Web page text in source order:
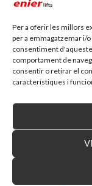
Per a oferir les millors
per a emmagatzemar i/
consentiment
comportament de
consentir o retirar el
característiques i
ELEVADOR